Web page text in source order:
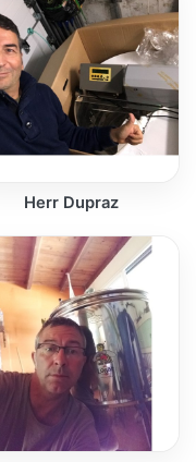
Herr Dupraz